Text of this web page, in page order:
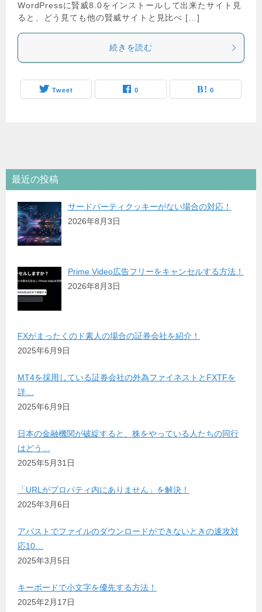
WordPressに賢威8.0をインストールして出来たサイト見
ると、どう見ても他の賢威サイトと見比べ […]
続きを読む
Tweet 0 0
最近の投稿
サードパーティクッキーがない場合の対応！
2026年8月3日
Prime Video広告フリーをキャンセルする方法！
2026年8月3日
FXがまったくのド素人の場合の証券会社を紹介！
2025年6月9日
MT4を採用している証券会社の外為ファイネストとFXTFを
詳…
2025年6月9日
日本の金融機関が破綻すると、株をやっている人たちの同行
はどう…
2025年5月31日
「URLがプロパティ内にありません」を解決！
2025年3月6日
アバストでファイルのダウンロードができないときの速攻対
応10…
2025年3月5日
キーボードで小文字を優先する方法！
2025年2月17日